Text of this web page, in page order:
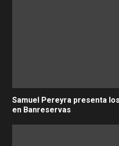
Samuel Pereyra presenta
en Banreservas